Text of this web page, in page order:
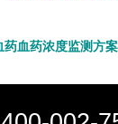
血药浓度监测方